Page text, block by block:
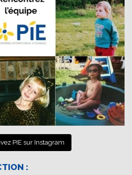
PIE sur Instagram
: